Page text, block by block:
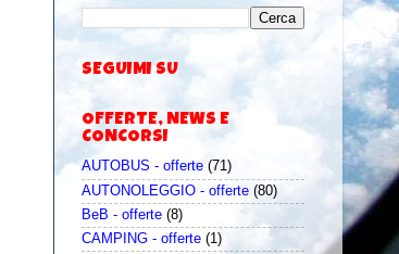
SEGUIMI SU
OFFERTE, NEWS E
CONCORSI
AUTOBUS - offerte (71)
AUTONOLEGGIO - offerte (80)
BeB - offerte (8)
CAMPING - offerte (1)